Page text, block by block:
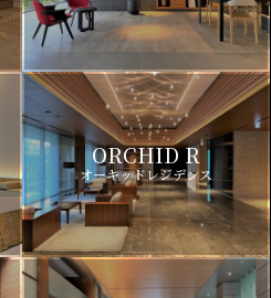
ORCHID R
オーキッドレジデンス